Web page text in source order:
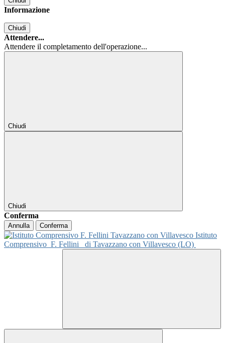
Informazione
Chiudi
Attendere...
Attendere il completamento dell'operazione...
Chiudi
Chiudi
Conferma
Annulla Conferma
Istituto
Comprensivo F. Fellini di Tavazzano con Villavesco (LO)